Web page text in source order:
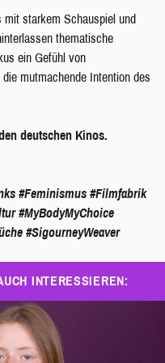
starkem Schauspiel und
thematische
ein Gefühl von
mutmachende Intention des
deutschen Kinos.
#Feminismus #Filmfabrik
#MyBodyMyChoice
#SigourneyWeaver
INTERESSIEREN: